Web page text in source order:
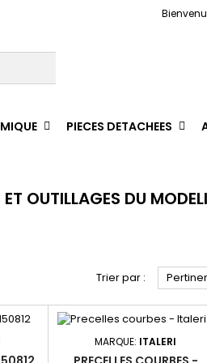
PIECES DETACHEES
OUTILLAGES DU
Trier par :
MARQUE: ITALERI